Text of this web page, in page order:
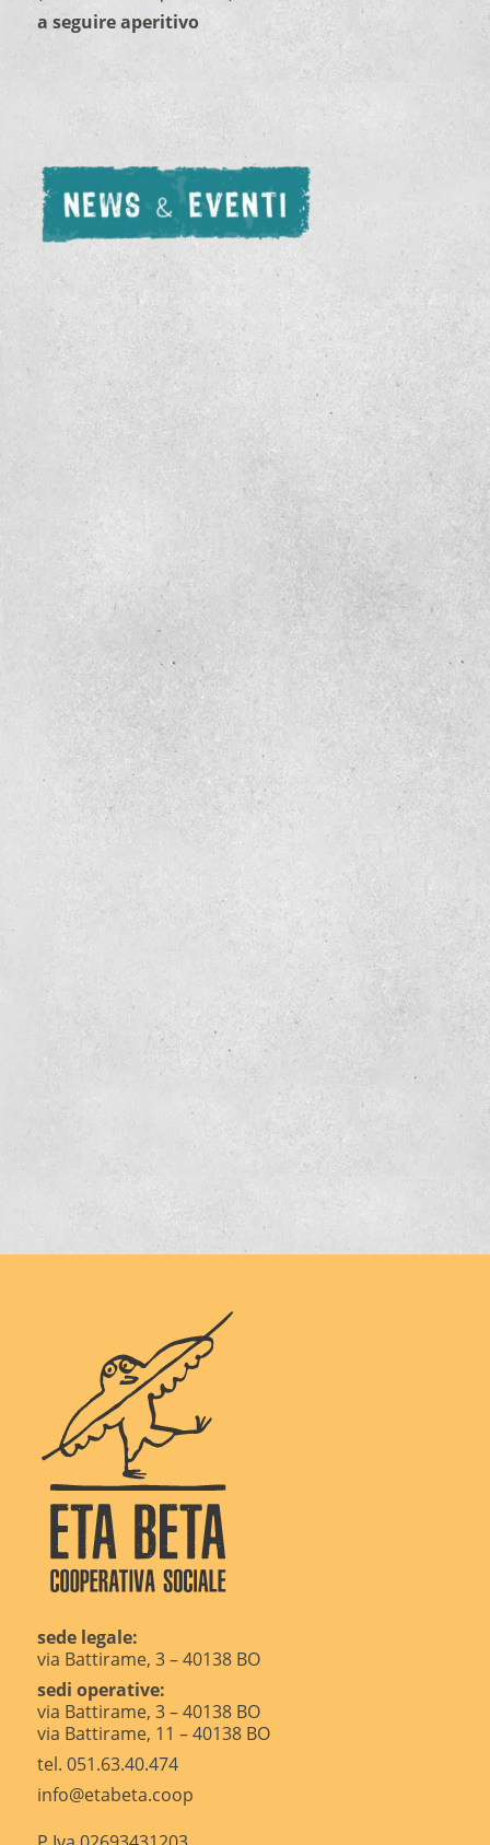
a seguire aperitivo
sede legale:
via Battirame, 3 – 40138 BO
sedi operative:
via Battirame, 3 – 40138 BO
via Battirame, 11 – 40138 BO
tel. 051.63.40.474
info@etabeta.coop